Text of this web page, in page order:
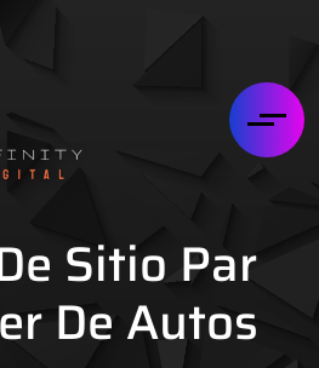
Sitio Par
De Autos